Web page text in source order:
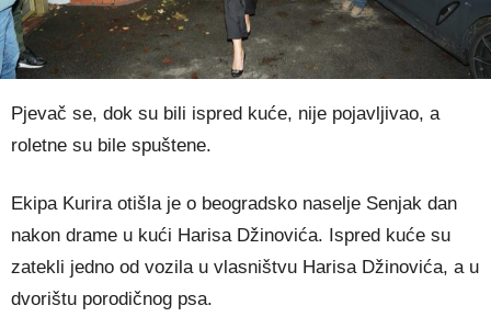
Pjevač se, dok su bili ispred kuće, nije pojavljivao, a
roletne su bile spuštene.
Ekipa Kurira otišla je o beogradsko naselje Senjak dan
nakon drame u kući Harisa Džinovića. Ispred kuće su
zatekli jedno od vozila u vlasništvu Harisa Džinovića, a u
dvorištu porodičnog psa.